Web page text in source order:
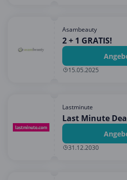
Asambeauty
2 + 1 GRATIS!
15.05.2025
Lastminute
Last Minute
31.12.2030